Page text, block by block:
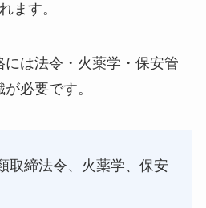
ます。
は法令・火薬学・保安管
必要です。
取締法令、火薬学、保安